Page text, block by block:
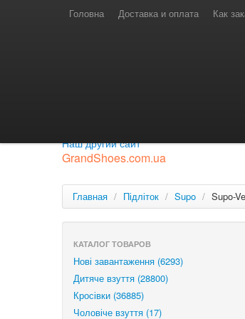
Головна Доставка и оплата Как
Лайф: (063) 527-76-88 МТС: (050) 967-41-
Наш другий сайт
GrandShoes.com.ua
Главная / Підліток / Supo / Supo-
КАТАЛОГ ТОВАРОВ
Нові завантаження (6293)
Дитяче взуття (28800)
Кросівки (36885)
Чоловіче взуття (17)